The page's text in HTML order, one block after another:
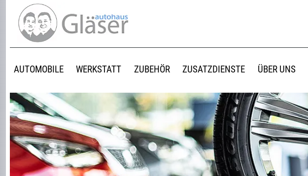
AUTOMOBILE WERKSTATT ZUBEHÖR ZUSATZDIENSTE ÜBER UNS